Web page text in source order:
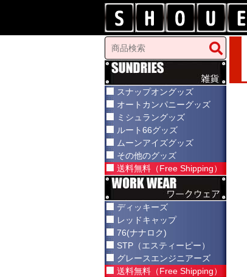
スナップオングッズ
オートカンパニーグッズ
ミシュラングッズ
ルート66グッズ
ムーンアイズグッズ
その他のグッズ
送料無料（Free Shipping）
ディッキーズ
レッドキャップ
76(ナナロク)
STP（エスティーピー）
グレースエンジニアーズ
送料無料（Free Shipping）